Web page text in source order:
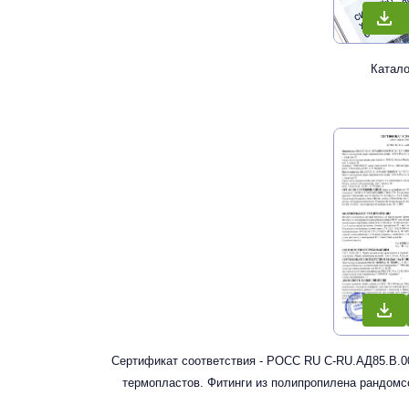
Сертификат соответствия - РОСС RU С-
термопластов. Фитинги из полипропилена